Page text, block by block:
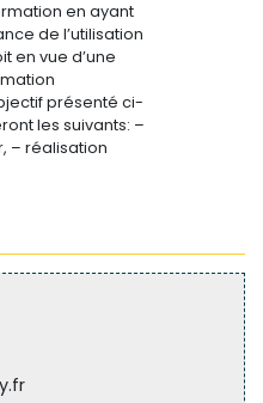
en ayant
de l’utilisation
en vue d’une
présenté ci-
les suivants: –
– réalisation